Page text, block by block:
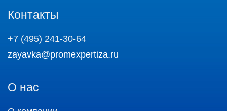
Контакты
+7 (495) 241-30-64
zayavka@promexpertiza.ru
О нас